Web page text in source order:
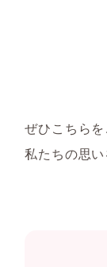
ぜひこちらを
私たちの思い